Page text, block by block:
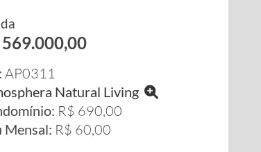
569.000,00
AP0311
Natural Living
R$ 690,00
Mensal: R$ 60,00